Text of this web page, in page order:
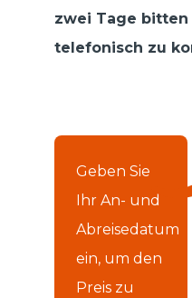
zwei Tage bitten
telefonisch zu
Geben Sie
Ihr An- und
Abreisedatum
ein, um den
Preis zu